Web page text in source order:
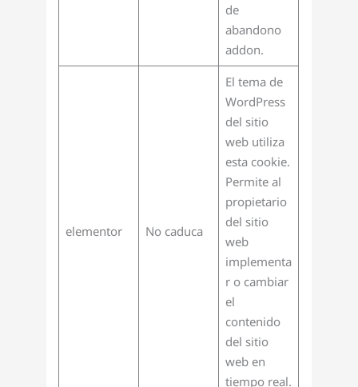
de
abandono
addon.
elementor No caduca
El tema de
WordPress
del sitio
web utiliza
esta cookie.
Permite al
propietario
del sitio
web
implementa
r o cambiar
el
contenido
del sitio
web en
tiempo real.